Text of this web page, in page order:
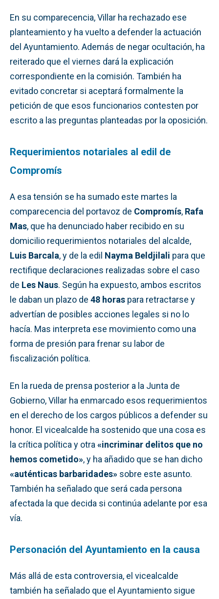
En su comparecencia, Villar ha rechazado ese
planteamiento y ha vuelto a defender la actuación
del Ayuntamiento. Además de negar ocultación, ha
reiterado que el viernes dará la explicación
correspondiente en la comisión. También ha
evitado concretar si aceptará formalmente la
petición de que esos funcionarios contesten por
escrito a las preguntas planteadas por la oposición.
Requerimientos notariales al edil de
Compromís
A esa tensión se ha sumado este martes la
comparecencia del portavoz de Compromís, Rafa
Mas, que ha denunciado haber recibido en su
domicilio requerimientos notariales del alcalde,
Luis Barcala, y de la edil Nayma Beldjilali para que
rectifique declaraciones realizadas sobre el caso
de Les Naus. Según ha expuesto, ambos escritos
le daban un plazo de 48 horas para retractarse y
advertían de posibles acciones legales si no lo
hacía. Mas interpreta ese movimiento como una
forma de presión para frenar su labor de
fiscalización política.
En la rueda de prensa posterior a la Junta de
Gobierno, Villar ha enmarcado esos requerimientos
en el derecho de los cargos públicos a defender su
honor. El vicealcalde ha sostenido que una cosa es
la crítica política y otra «incriminar delitos que no
hemos cometido», y ha añadido que se han dicho
«auténticas barbaridades» sobre este asunto.
También ha señalado que será cada persona
afectada la que decida si continúa adelante por esa
vía.
Personación del Ayuntamiento en la causa
Más allá de esta controversia, el vicealcalde
también ha señalado que el Ayuntamiento sigue